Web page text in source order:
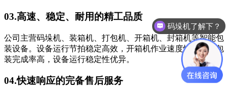
03.高速、稳定、耐用的精工品质
公司主营码垛机、装箱机、打包机、开箱机、封箱机等智能包
装设备。设备运行节拍稳定高效，开箱机作业速度快、成品包
装完成率高，设备运行稳定性优异。
04.快速响应的完备售后服务
码垛机了解下？